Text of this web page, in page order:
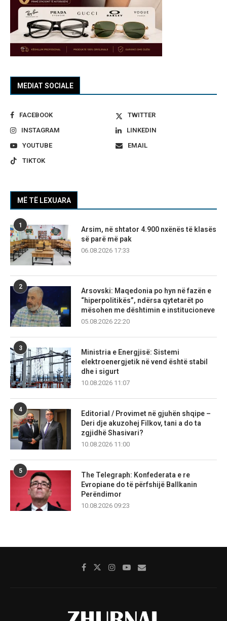
MEDIAT SOCIALE
FACEBOOK
TWITTER
INSTAGRAM
LINKEDIN
YOUTUBE
EMAIL
TIKTOK
MË TË LEXUARA
1
Arsim, në shtator 4.900 nxënës të klasës
së parë më pak
06.08.2026 17:33
2
Arsovski: Maqedonia po hyn në fazën e
“hiperpolitikës”, ndërsa qytetarët po
mësohen me dështimin e institucioneve
05.08.2026 22:20
3
Ministria e Energjisë: Sistemi
elektroenergjetik në vend është stabil
dhe i sigurt
10.08.2026 11:07
4
Editorial / Provimet në gjuhën shqipe –
Deri dje akuzohej Filkov, tani a do ta
zgjidhë Shasivari?
10.08.2026 11:00
5
The Telegraph: Konfederata e re
Evropiane do të përfshijë Ballkanin
Perëndimor
10.08.2026 09:23